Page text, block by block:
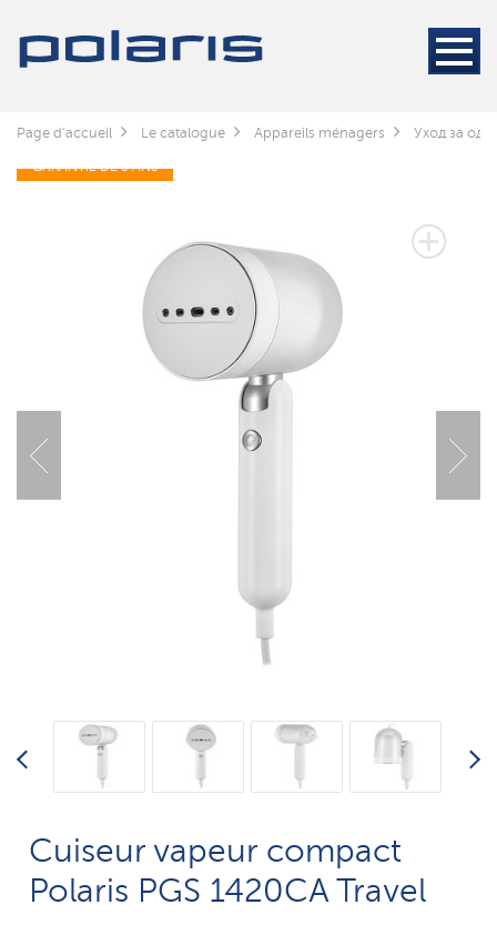
Page d'accueil Le catalogue Appareils ménagers Уход за
GARANTIE DE 3 ANS
Cuiseur vapeur compact
Polaris PGS 1420CA Travel